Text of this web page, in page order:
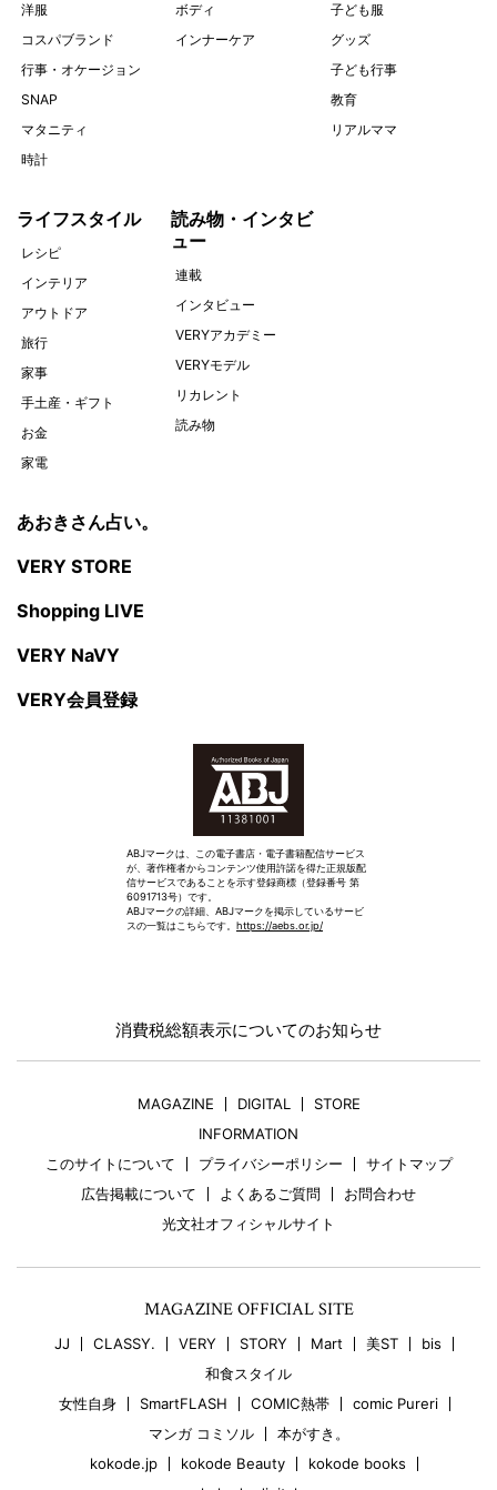
洋服
コスパブランド
行事・オケージョン
SNAP
マタニティ
時計
ボディ
インナーケア
子ども服
グッズ
子ども行事
教育
リアルママ
ライフスタイル
レシピ
インテリア
アウトドア
旅行
家事
手土産・ギフト
お金
家電
読み物・インタビ
ュー
連載
インタビュー
VERYアカデミー
VERYモデル
リカレント
読み物
あおきさん占い。
VERY STORE
Shopping LIVE
VERY NaVY
VERY会員登録
ABJマークは、この電子書店・電子書籍配信サービス
が、著作権者からコンテンツ使用許諾を得た正規版配
信サービスであることを示す登録商標（登録番号 第
6091713号）です。
ABJマークの詳細、ABJマークを掲示しているサービ
スの一覧はこちらです。 https://aebs.or.jp/
消費税総額表示についてのお知らせ
MAGAZINE DIGITAL
STORE
INFORMATION
このサイトについて
プライバシーポリシー
サイトマップ
広告掲載について
よくあるご質問
お問合わせ
光文社オフィシャルサイト
MAGAZINE OFFICIAL SITE
JJ CLASSY. VERY STORY Mart 美ST
bis
和食スタイル
女性自身
SmartFLASH COMIC熱帯
comic Pureri
マンガ コミソル
本がすき。
kokode.jp
kokode Beauty
kokode books